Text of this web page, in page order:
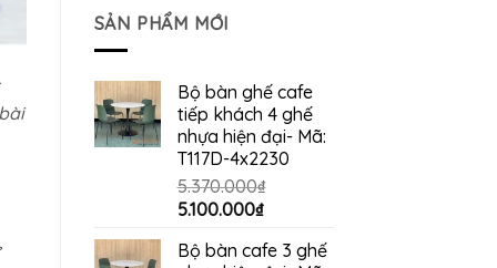
SẢN PHẨM MỚI
Bộ bàn ghế cafe
tiếp khách 4 ghế
nhựa hiện đại- Mã:
T117D-4x2230
5.370.000₫
Giá
là:
5.100.000₫Giá
tại
Bộ bàn cafe 3 ghế